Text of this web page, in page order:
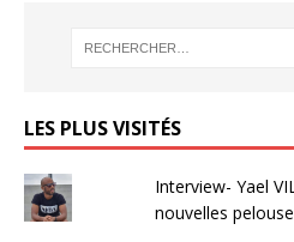
LES PLUS VISITÉS
Interview- Yael
nouvelles